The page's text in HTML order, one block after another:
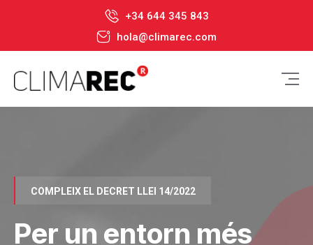
+34 644 345 843
hola@climarec.com
COMPLEIX EL DECRET LLEI 14/2022
Per un entorn més